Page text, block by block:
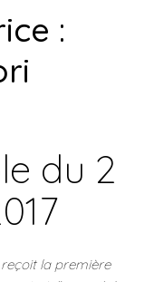
:
du 2
la première